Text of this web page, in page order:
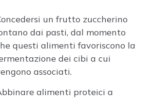
un frutto zuccherino
dai pasti, dal momento
questi alimenti favoriscono la
dei cibi a cui
associati.
alimenti proteici a